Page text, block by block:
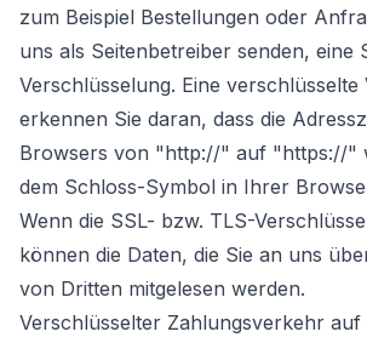
zum Beispiel Bestellungen oder
uns als Seitenbetreiber senden, eine
Verschlüsselung. Eine verschlüsselte
erkennen Sie daran, dass die
Browsers von "http://" auf "https://"
dem Schloss-Symbol in Ihrer
Wenn die SSL- bzw. TLS-
können die Daten, die Sie an uns
von Dritten mitgelesen werden.
Verschlüsselter Zahlungsverkehr auf